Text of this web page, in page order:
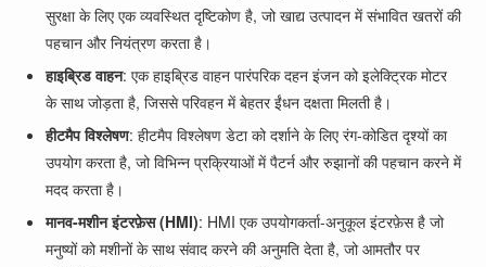
सुरक्षा के लिए एक व्यवस्थित दृष्टिकोण है, जो खाद्य उत्पादन में संभावित खतरों की
पहचान और नियंत्रण करता है।
हाइब्रिड वाहन: एक हाइब्रिड वाहन पारंपरिक दहन इंजन को इलेक्ट्रिक मोटर
के साथ जोड़ता है, जिससे परिवहन में बेहतर ईंधन दक्षता मिलती है।
हीटमैप विश्लेषण: हीटमैप विश्लेषण डेटा को दर्शाने के लिए रंग-कोडित दृश्यों का
उपयोग करता है, जो विभिन्न प्रक्रियाओं में पैटर्न और रुझानों की पहचान करने में
मदद करता है।
मानव-मशीन इंटरफ़ेस (HMI): HMI एक उपयोगकर्ता-अनुकूल इंटरफ़ेस है जो
मनुष्यों को मशीनों के साथ संवाद करने की अनुमति देता है, जो आमतौर पर